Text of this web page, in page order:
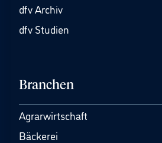
dfv Archiv
dfv Studien
Branchen
Agrarwirtschaft
Bäckerei